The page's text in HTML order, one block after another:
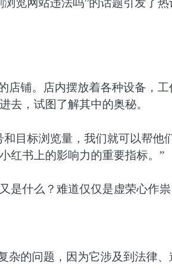
览网站违法吗”的话题引发了热
店铺。店内摆放着各种设备，工
去，试图了解其中的奥秘。
目标浏览量，我们就可以帮他
红书上的影响力的重要指标。”
是什么？难道仅仅是虚荣心作
杂的问题，因为它涉及到法律、